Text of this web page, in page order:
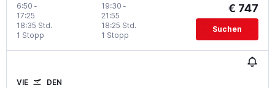
6:50 -
17:25
1 Stopp
18:35 Std.
19:30 -
21:55
1 Stopp
18:25 Std.
€ 747
Suchen
VIE DEN